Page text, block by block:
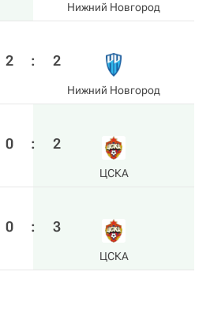
Нижний Новгород
2 : 2
Нижний Новгород
0 : 2
ЦСКА
0 : 3
ЦСКА